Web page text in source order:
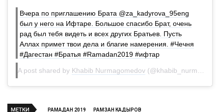
Вчера по приглашению Брата @za_kadyrova_95eng
был у него на Ифтаре. Большое спасибо Брат, очень
рад был тебя видеть и всех других Братьев. Пусть
Аллах примет твои дела и благие намерения. #Чечня
#Дагестан #Братья #Ramadan2019 #ифтар
A post shared by Khabib Nurmagomedov (@khabib_nurmagomedov) on
МЕТКИ РАМАДАН 2019 РАМЗАН КАДЫРОВ